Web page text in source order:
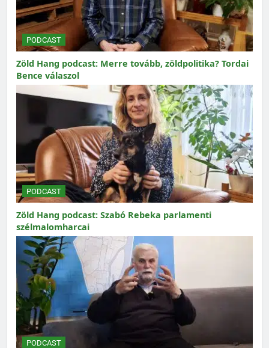
PODCAST
Zöld Hang podcast: Merre tovább, zöldpolitika? Tordai
Bence válaszol
PODCAST
Zöld Hang podcast: Szabó Rebeka parlamenti
szélmalomharcai
PODCAST